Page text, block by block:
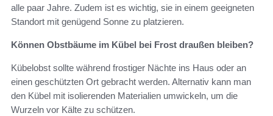
alle paar Jahre. Zudem ist es wichtig, sie in einem geeigneten
Standort mit genügend Sonne zu platzieren.
Können Obstbäume im Kübel bei Frost draußen bleiben?
Kübelobst sollte während frostiger Nächte ins Haus oder an
einen geschützten Ort gebracht werden. Alternativ kann man
den Kübel mit isolierenden Materialien umwickeln, um die
Wurzeln vor Kälte zu schützen.